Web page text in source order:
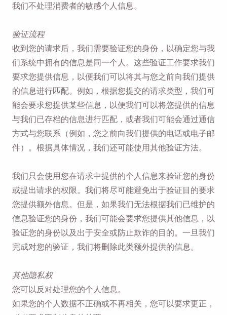
我们不处理消费者的敏感个人信息。
验证流程
收到您的请求后，我们需要验证您的身份，以确定您与我
们系统中拥有的信息是同一个人。这些验证工作要求我们
要求您提供信息，以便我们可以将其与您之前向我们提供
的信息进行匹配。例如，根据您提交的请求类型，我们可
能会要求您提供某些信息，以便我们可以将您提供的信息
与我们已存档的信息进行匹配，或者我们可能会通过通信
方式与您联系（例如，您之前向我们提供的电话或电子邮
件）。根据具体情况，我们还可能使用其他验证方法。
我们只会使用您在请求中提供的个人信息来验证您的身份
或提出请求的权限。我们将尽可能避免出于验证目的要求
您提供额外信息。但是，如果我们无法根据我们已维护的
信息验证您的身份，我们可能会要求您提供其他信息，以
验证您的身份以及出于安全或防止欺诈的目的。一旦我们
完成对您的验证，我们将删除此类额外提供的信息。
其他隐私权
您可以反对处理您的个人信息。
如果您的个人数据不正确或不再相关，您可以要求更正，